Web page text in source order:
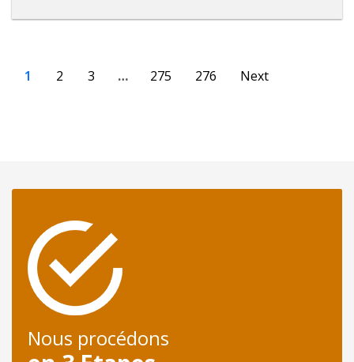
1 2 3 … 275 276 Next
Nous procédons